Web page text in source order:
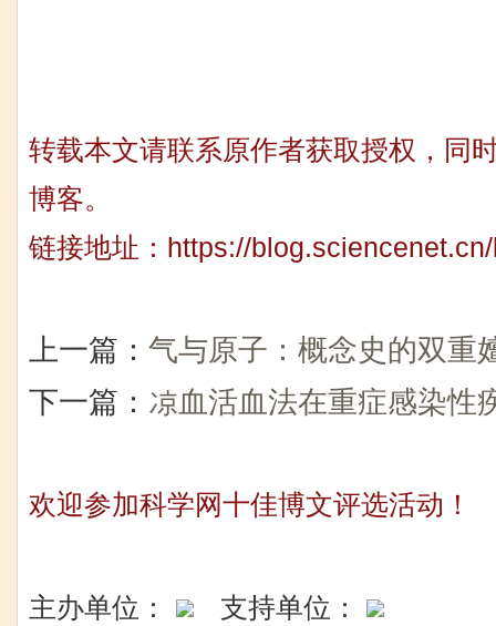
转载本文请联系原作者获取授权，同
博客。
链接地址： https://
上一篇： 气与原子：概念史的双重
下一篇： 凉血活血法在重症感染性
欢迎参加科学网十佳博文评选活动！
主办单位： 支持单位：